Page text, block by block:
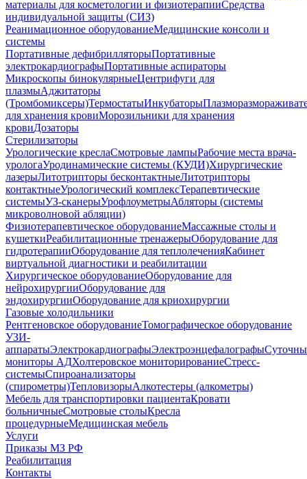
материалы для косметологии и физиотерапииСредства
индивидуальной защиты (СИЗ)
Реанимационное оборудованиеМедицинские консоли и
системы
Портативные дефибрилляторыПортативные
электрокардиографыПортативные аспираторы
Микроскопы бинокулярныеЦентрифуги для
плазмыАджитаторы
(Тромбомиксеры)ТермостатыИнкубаторы
для хранения кровиМорозильники для хранения
кровиДозаторы
Стерилизаторы
Урологические креслаСмотровые лампыРабочие места врача-
урологаУродинамические системы (КУДИ)Хирургические
лазерыЛитотрипторы бесконтактныеЛитотрипторы
контактныеУрологический комплексТерапевтические
системыУЗ-сканерыУрофлоуметрыАбляторы (системы
микроволновой абляции)
Физиотерапевтическое оборудованиеМассажные столы и
кушеткиРеабилитационные тренажерыОборудование для
гидротерапииОборудование для теплолеченияКабинет
виртуальной диагностики и реабилитации
Хирургическое оборудованиеОборудование для
нейрохирургииОборудование для
эндохирургииОборудование для криохирургии
Газовые холодильники
Рентгеновское оборудованиеТомографическое оборудование
УЗИ-
аппаратыЭлектрокардиографыЭлектроэнцефалографы
мониторы АДХолтеровское мониторированиеСтресс-
системыСпироанализаторы
(спирометры)ТепловизорыАлкотестеры (алкометры)
Мебель для транспортировки пациентаКровати
больничныеCмотровые столыКресла
процедурныеМедицинская мебель
Услуги
Приказы МЗ РФ
Реабилитация
Контакты